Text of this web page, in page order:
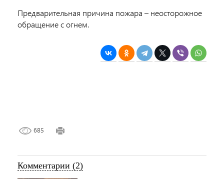
Предварительная причина пожара – неосторожное
обращение с огнем.
685
Комментарии (2)